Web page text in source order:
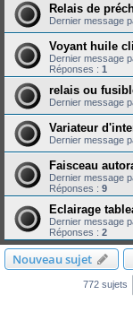
Relais de
Dernier message
Voyant huile
Dernier message
Réponses : 1
relais ou
Dernier message
Variateur
Dernier message
Faisceau
Dernier message
Réponses : 9
Eclairage
Dernier message
Réponses : 2
Nouveau sujet
772 sujets